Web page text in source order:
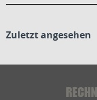
Zuletzt angesehen